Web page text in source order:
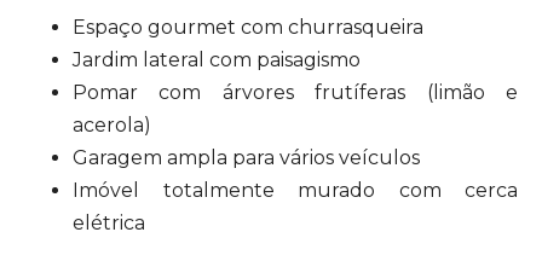
Espaço gourmet com churrasqueira
Jardim lateral com paisagismo
Pomar com árvores frutíferas (limão e
acerola)
Garagem ampla para vários veículos
Imóvel totalmente murado com cerca
elétrica